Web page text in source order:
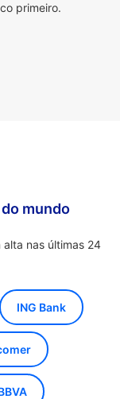
primeiro.
mundo
nas últimas 24
ING Bank